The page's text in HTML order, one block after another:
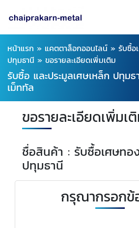
หน้าแรก » แคตตาล็อกออนไลน์ » รับซื้อ
ปทุมธานี » ขอรายละเอียดเพิ่มเติม
รับซื้อ และประมูลเศษเหล็ก ปทุม
เม็ททัล
ขอรายละเอียดเพิ่มเ
ชื่อสินค้า : รับซื้อเศษทอ
ปทุมธานี
กรุณากรอกข้